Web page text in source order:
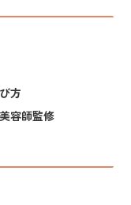
方
容師監修